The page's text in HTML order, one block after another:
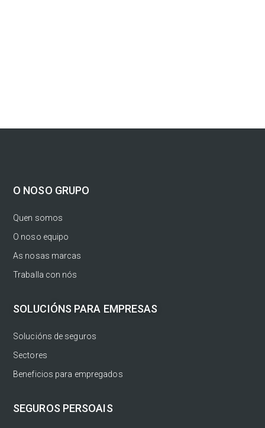
O NOSO GRUPO
Quen somos
O noso equipo
As nosas marcas
Traballa con nós
SOLUCIÓNS PARA EMPRESAS
Solucións de seguros
Sectores
Beneficios para empregados
SEGUROS PERSOAIS